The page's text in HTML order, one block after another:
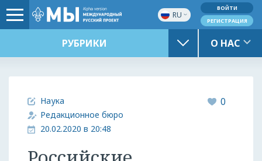
RU
ВОЙТИ
РЕГИСТРАЦИЯ
РУБРИКИ О НАС
Наука
Редакционное бюро
20.02.2020 в 20:48
0